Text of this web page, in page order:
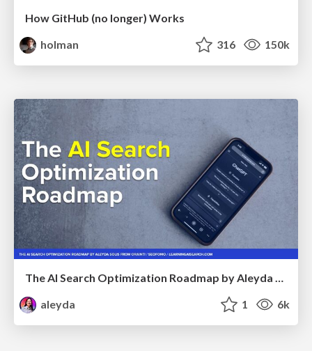
How GitHub (no longer) Works
holman
316 150k
aleyda
1 6k